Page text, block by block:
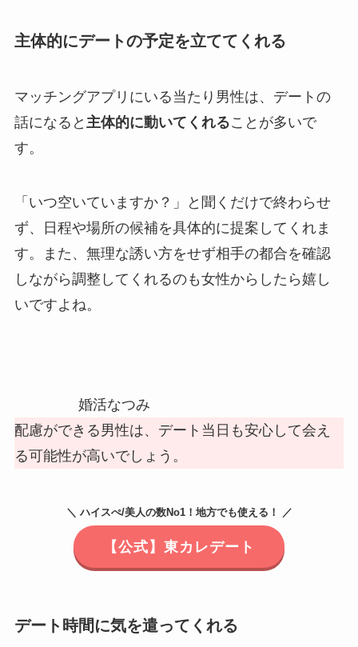
主体的にデートの予定を立ててくれる
マッチングアプリにいる当たり男性は、デートの
話になると 主体的に動いてくれることが多いで
す。
「いつ空いていますか？」と聞くだけで終わらせ
ず、日程や場所の候補を具体的に提案してくれま
す。また、無理な誘い方をせず相手の都合を確認
しながら調整してくれるのも女性からしたら嬉し
いですよね。
婚活なつみ
配慮ができる男性は、デート当日も安心して会え
る可能性が高いでしょう。
＼ ハイスぺ/美人の数No1！地方でも使える！ ／
【公式】東カレデート
デート時間に気を遣ってくれる